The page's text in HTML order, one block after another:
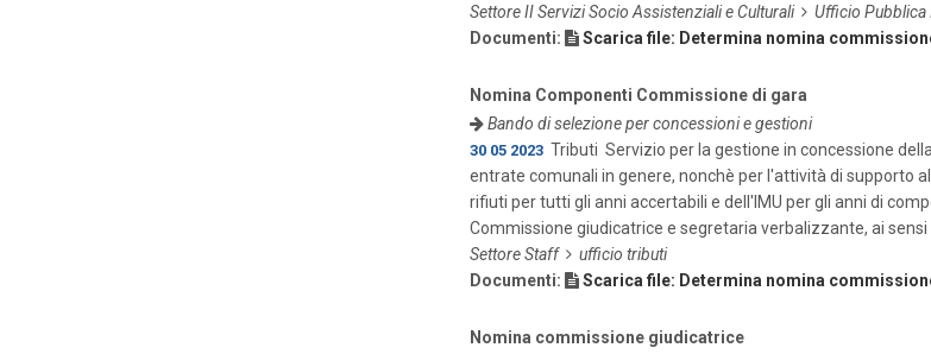
Settore II Servizi Socio Assistenziali e Culturali
Ufficio Pubblica
Documenti:
Scarica file: Determina nomina
Nomina Componenti Commissione di gara
Bando di selezione per concessioni e gestioni
30 05 2023 Tributi Servizio per la gestione in concessione
entrate comunali in genere, nonchè per l'attività di supporto
rifiuti per tutti gli anni accertabili e dell'IMU per gli anni di
Commissione giudicatrice e segretaria verbalizzante, ai sensi
Settore Staff
ufficio tributi
Documenti:
Scarica file: Determina nomina
Nomina commissione giudicatrice